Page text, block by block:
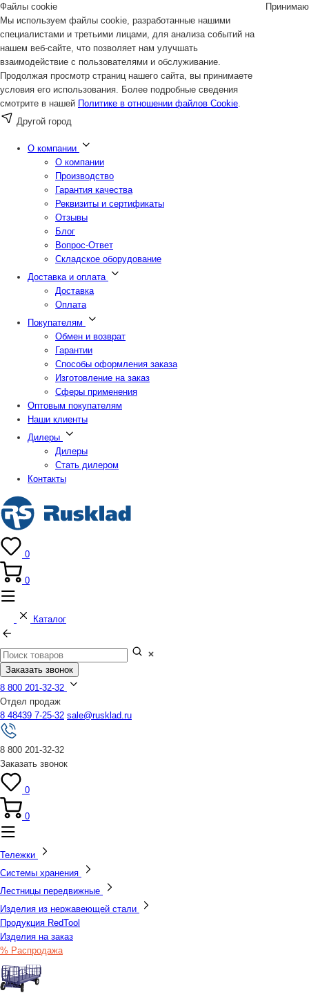
Файлы cookie
Мы используем файлы cookie, разработанные нашими
специалистами и третьими лицами, для анализа событий на
нашем веб-сайте, что позволяет нам улучшать
взаимодействие с пользователями и обслуживание.
Продолжая просмотр страниц нашего сайта, вы принимаете
условия его использования. Более подробные сведения
смотрите в нашей Политике в отношении файлов Cookie.
Принимаю
Другой город
О компании
О компании
Производство
Гарантия качества
Реквизиты и сертификаты
Отзывы
Блог
Вопрос-Ответ
Складское оборудование
Доставка и оплата
Доставка
Оплата
Покупателям
Обмен и возврат
Гарантии
Способы оформления заказа
Изготовление на заказ
Сферы применения
Оптовым покупателям
Наши клиенты
Дилеры
Дилеры
Стать дилером
Контакты
0
0
Каталог
Заказать звонок
8 800 201-32-32
Отдел продаж
8 48439 7-25-32 sale@rusklad.ru
8 800 201-32-32
Заказать звонок
0
0
Тележки
Системы хранения
Лестницы передвижные
Изделия из нержавеющей стали
Продукция RedTool
Изделия на заказ
% Распродажа